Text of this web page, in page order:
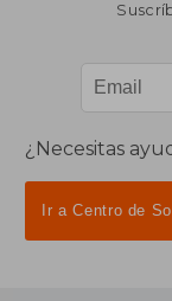
¿Necesitas
Ir a Centro de